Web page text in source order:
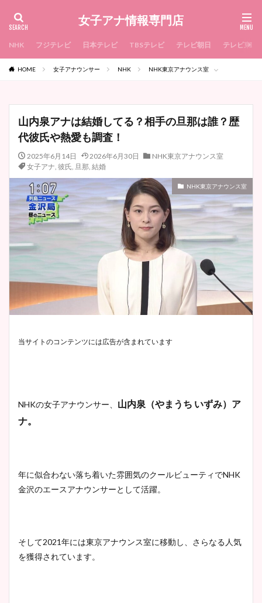
女子アナ情報専門店
NHK フジテレビ 日本テレビ TBSテレビ テレビ朝日 テレビ東京
HOME 女子アナウンサー NHK NHK東京アナウンス室
山内泉アナは結婚してる？相手の旦那は誰？歴
代彼氏や熱愛も調査！
2025年6月14日 2026年6月30日
NHK東京アナウンス室
女子アナ, 彼氏, 旦那, 結婚
NHK東京アナウンス室
当サイトのコンテンツには広告が含まれています
NHKの女子アナウンサー、 山内泉（やまうち いずみ）ア
ナ。
年に似合わない落ち着いた雰囲気のクールビューティでNHK
金沢のエースアナウンサーとして活躍。
そして2021年には東京アナウンス室に移動し、さらなる人気
を獲得されています。